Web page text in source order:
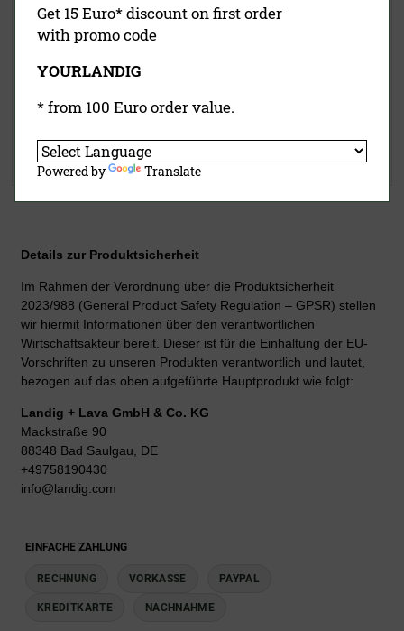
ab9,95 €
Versandkosten
Jetzt kaufen
39,50 €
Versandkosten
Jetzt kaufen
Details zur Produktsicherheit
Im Rahmen der Verordnung über die Produktsicherheit
2023/988 (General Product Safety Regulation – GPSR) stellen
wir hiermit Informationen über den verantwortlichen
Wirtschaftsakteur bereit. Dieser ist für die Einhaltung der EU-
Vorschriften zu unseren Produkten verantwortlich und lautet,
bezogen auf das oben aufgeführte Hauptprodukt wie folgt:
Landig + Lava GmbH & Co. KG
Mackstraße 90
88348 Bad Saulgau, DE
+49758190430
info@landig.com
EINFACHE ZAHLUNG
RECHNUNG VORKASSE PAYPAL
KREDITKARTE NACHNAHME
Get 15 Euro* discount on first order
with promo code
YOURLANDIG
* from 100 Euro order value.
Powered by Translate